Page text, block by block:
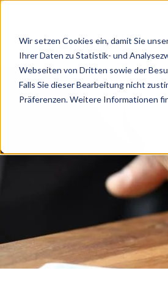
Wir setzen Cookies ein, damit Sie
Ihrer Daten zu Statistik- und
Webseiten von Dritten sowie der
Falls Sie dieser Bearbeitung nicht
Präferenzen. Weitere Informationen